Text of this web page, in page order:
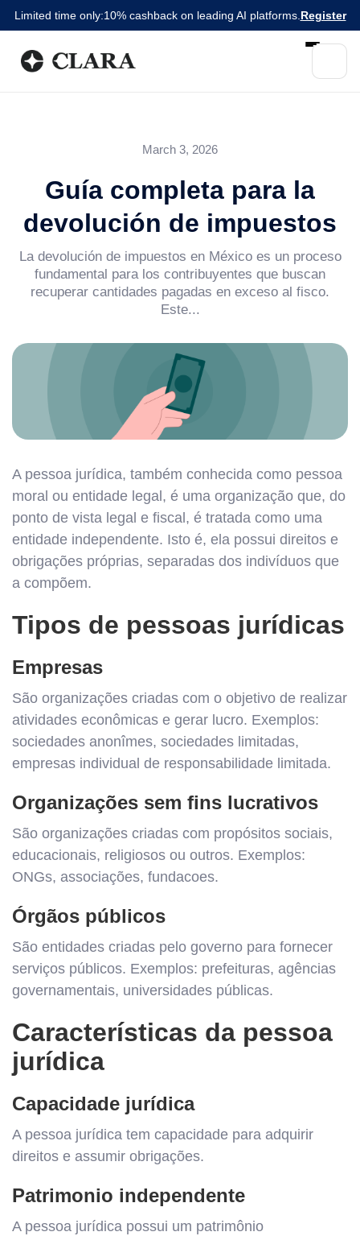
Limited time only:10% cashback on leading AI platforms. Register
March 3, 2026
Guía completa para la
devolución de impuestos
La devolución de impuestos en México es un proceso
fundamental para los contribuyentes que buscan
recuperar cantidades pagadas en exceso al fisco.
Este...
A pessoa jurídica, também conhecida como pessoa
moral ou entidade legal, é uma organização que, do
ponto de vista legal e fiscal, é tratada como uma
entidade independente. Isto é, ela possui direitos e
obrigações próprias, separadas dos indivíduos que
a compõem.
Tipos de pessoas jurídicas
Empresas
São organizações criadas com o objetivo de realizar
atividades econômicas e gerar lucro. Exemplos:
sociedades anonîmes, sociedades limitadas,
empresas individual de responsabilidade limitada.
Organizações sem fins lucrativos
São organizações criadas com propósitos sociais,
educacionais, religiosos ou outros. Exemplos:
ONGs, associações, fundacoes.
Órgãos públicos
São entidades criadas pelo governo para fornecer
serviços públicos. Exemplos: prefeituras, agências
governamentais, universidades públicas.
Características da pessoa
jurídica
Capacidade jurídica
A pessoa jurídica tem capacidade para adquirir
direitos e assumir obrigações.
Patrimonio independente
A pessoa jurídica possui um patrimônio